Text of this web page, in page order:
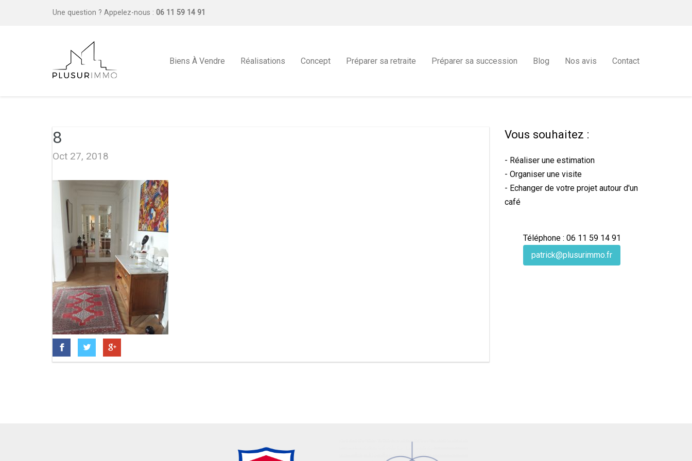
Une question ? Appelez-nous : 06 11 59 14 91
Biens À Vendre Réalisations Concept Préparer sa retraite Préparer sa succession Blog Nos avis Contact
8
Oct 27, 2018
Vous souhaitez :
- Réaliser une estimation
- Organiser une visite
- Echanger de votre projet autour d'un
café
Téléphone : 06 11 59 14 91
patrick@plusurimmo.fr